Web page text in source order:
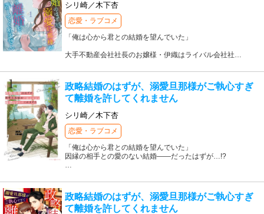
シリ崎／木下杏
恋愛・ラブコメ
「俺は心から君との結婚を望んでいた」
大手不動産会社社長のお嬢様・伊織はライバル会社社…
政略結婚のはずが、溺愛旦那様がご執心すぎ
て離婚を許してくれません
シリ崎／木下杏
恋愛・ラブコメ
「俺は心から君との結婚を望んでいた」
因縁の相手との愛のない結婚――だったはずが…!?
…
政略結婚のはずが、溺愛旦那様がご執心すぎ
て離婚を許してくれません